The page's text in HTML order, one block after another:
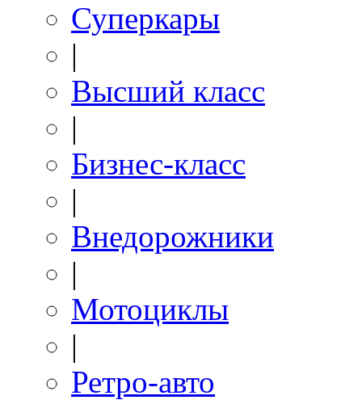
Суперкары
|
Высший класс
|
Бизнес-класс
|
Внедорожники
|
Мотоциклы
|
Ретро-авто